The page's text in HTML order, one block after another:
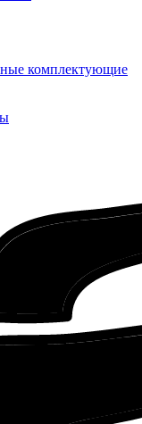
комплектующие